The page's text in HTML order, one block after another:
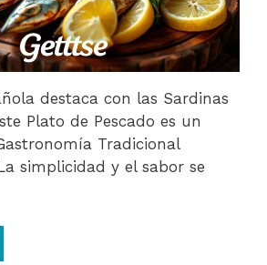
destaca con las Sardinas
Plato de Pescado es un
Tradicional
simplicidad y el sabor se